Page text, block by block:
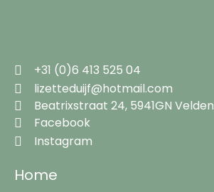
+31 (0)6 413 525 04
lizetteduijf@hotmail.com
Beatrixstraat 24, 5941GN Velden
Facebook
Instagram
Home